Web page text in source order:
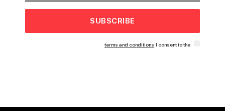
SUBSCRIBE
I consent to the
terms and conditions